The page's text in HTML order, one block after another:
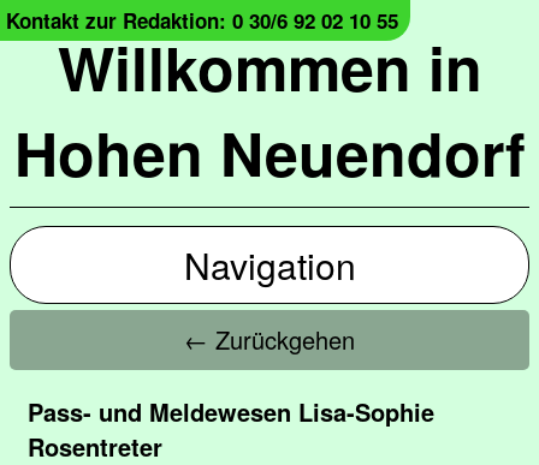
Willkommen in
Hohen Neuendorf
Kontakt zur Redaktion: 0 30/6 92 02 10 55
Navigation
← Zurückgehen
Pass- und Meldewesen Lisa-Sophie
Rosentreter